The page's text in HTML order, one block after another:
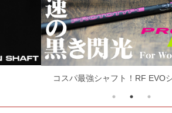
コスパ最強シャフト！RF EVOシリーズ